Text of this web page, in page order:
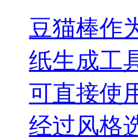
豆猫棒作
纸生成工
可直接使
经过风格